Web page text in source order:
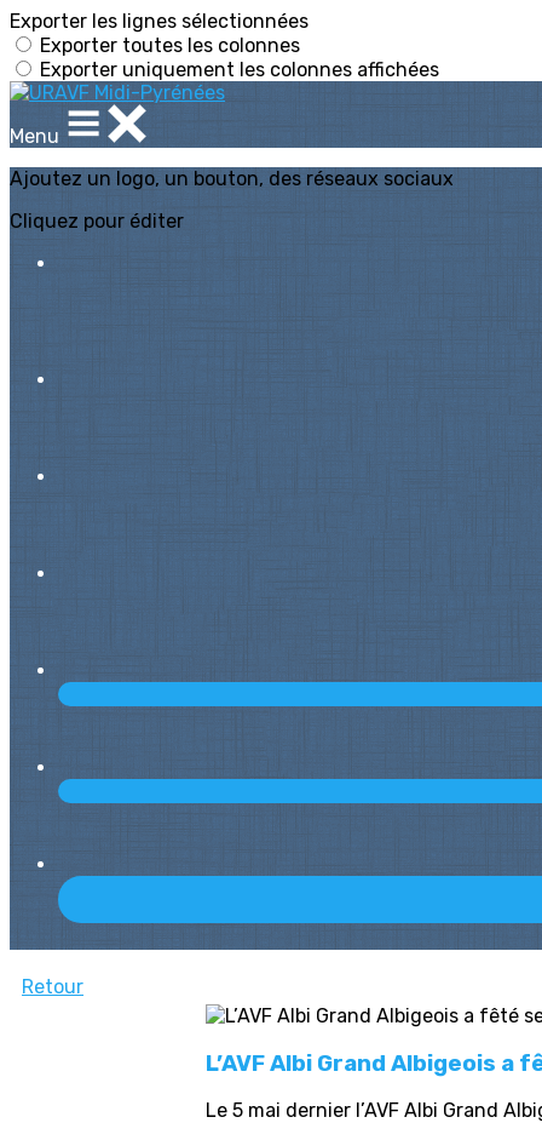
Exporter les lignes sélectionnées
Exporter toutes les colonnes
Exporter uniquement les colonnes affichées
Menu
Ajoutez un logo, un bouton, des réseaux sociaux
Cliquez pour éditer
Retour
L’AVF Albi Grand Albigeois a
Le 5 mai dernier l’AVF Albi Grand